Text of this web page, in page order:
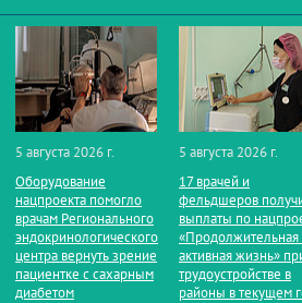
5 августа 2026 г.
Оборудование
нацпроекта помогло
врачам Регионального
эндокринологического
центра вернуть зрение
пациентке с сахарным
диабетом
5 августа 2026 г.
17 врачей и
фельдшеров
выплаты по
«Продолжительная
активная жизнь»
трудоустройстве в
районы в текущем